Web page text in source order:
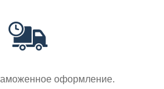
оформление.